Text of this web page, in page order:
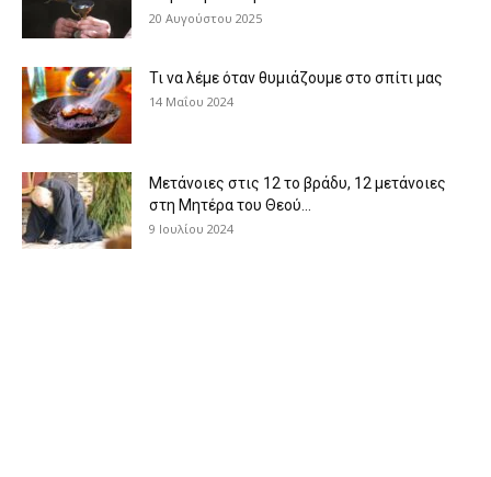
20 Αυγούστου 2025
Τι να λέμε όταν θυμιάζουμε στο σπίτι μας
14 Μαΐου 2024
Μετάνοιες στις 12 το βράδυ, 12 μετάνοιες
στη Μητέρα του Θεού...
9 Ιουλίου 2024